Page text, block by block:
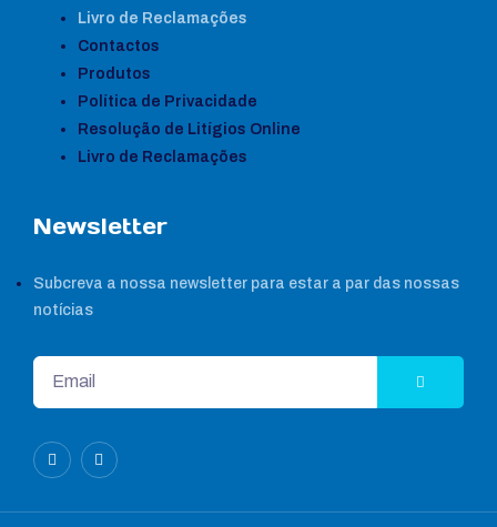
Livro de Reclamações
Contactos
Produtos
Política de Privacidade
Resolução de Litígios Online
Livro de Reclamações
Newsletter
Subcreva a nossa newsletter para estar a par das nossas
notícias